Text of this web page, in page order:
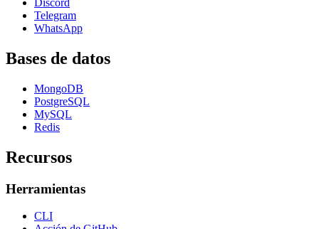
Telegram
WhatsApp
Bases de datos
MongoDB
PostgreSQL
MySQL
Redis
Recursos
Herramientas
CLI